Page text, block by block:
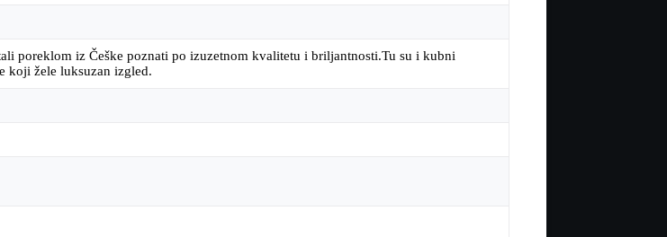
poreklom iz Češke poznati po izuzetnom kvalitetu i briljantnosti.Tu su i kubni
koji žele luksuzan izgled.